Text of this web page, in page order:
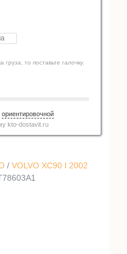
/ VOLVO XC90 I 2002
груза, то поставьте галочку.
ориентировочной
kto-dostavit.ru